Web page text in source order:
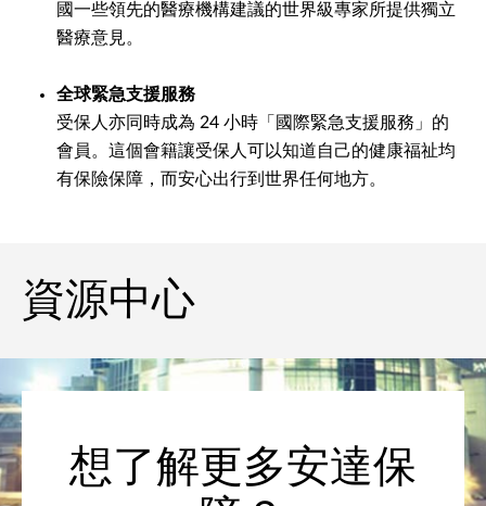
國一些領先的醫療機構建議的世界級專家所提供獨立
醫療意見。
全球緊急支援服務
受保人亦同時成為 24 小時「國際緊急支援服務」的
會員。這個會籍讓受保人可以知道自己的健康福祉均
有保險保障，而安心出行到世界任何地方。
資源中心
想了解更多安達保